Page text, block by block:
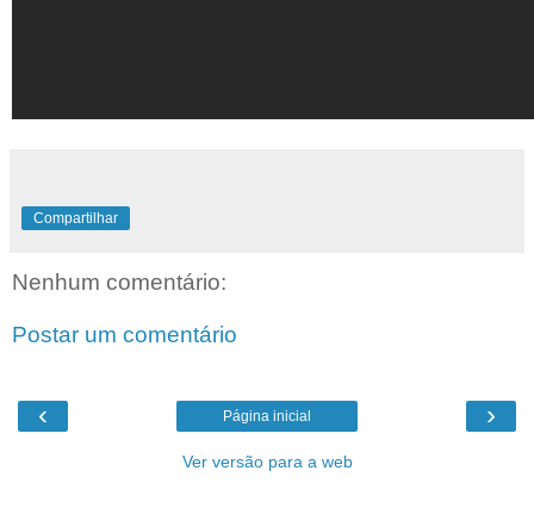
Compartilhar
Nenhum comentário:
Postar um comentário
‹ ›
Página inicial
Ver versão para a web